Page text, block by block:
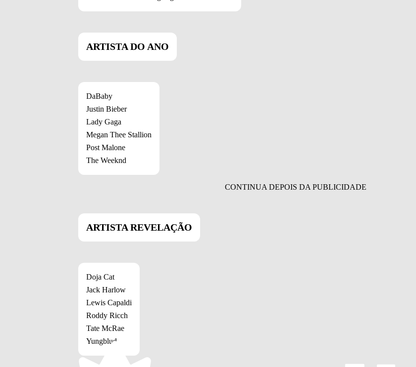
ARTISTA DO ANO
DaBaby
Justin Bieber
Lady Gaga
Megan Thee Stallion
Post Malone
The Weeknd
ARTISTA REVELAÇÃO
Doja Cat
Jack Harlow
Lewis Capaldi
Roddy Ricch
Tate McRae
Yungblud